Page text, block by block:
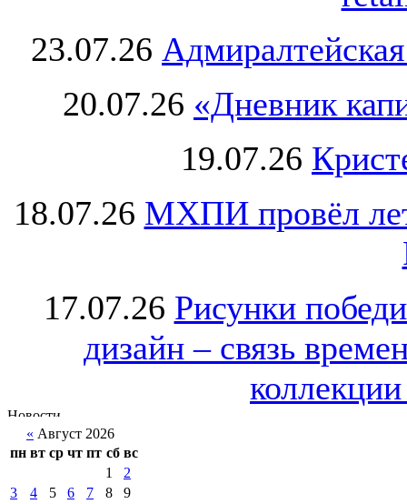
23.07.26
20.07.26 «Дневник
19.07.26
18.07.26 МХПИ провёл
17.07.26 Рисунки
дизайн – связь
« Август 2026
пн вт ср чт пт сб вс
1
2
3
4 5 6 7 8
9